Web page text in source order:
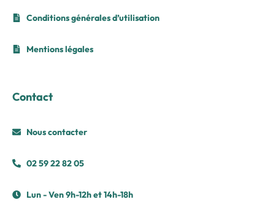
Conditions générales d’utilisation
Mentions légales
Contact
Nous contacter
02 59 22 82 05
Lun - Ven 9h-12h et 14h-18h